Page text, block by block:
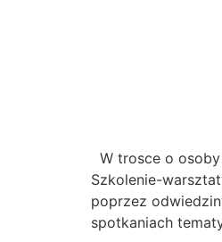
W trosce o
Szkolenie-
poprzez
spotkaniach